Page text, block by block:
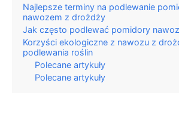
Najlepsze terminy na podlewanie
nawozem z drożdży
Jak często podlewać pomidory
Korzyści ekologiczne z nawozu z
podlewania roślin
Polecane artykuły
Polecane artykuły